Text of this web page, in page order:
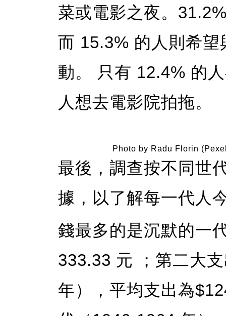
菜或電影之夜。
而 15.3% 的人則希
動。 只有 12.4% 的
人想去電影院拍拖。
Photo by Radu Florin
最後，調查按不同世
據，以了解每一代人
錢最多的是沉默的一
333.33 元 ；第二大
年），平均支出為